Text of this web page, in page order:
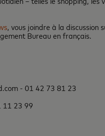
, vous joindre à la discussion
Bureau en français.
- 01 42 73 81 23
11 23 99